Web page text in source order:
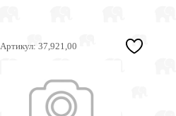
Артикул: 37,921,00